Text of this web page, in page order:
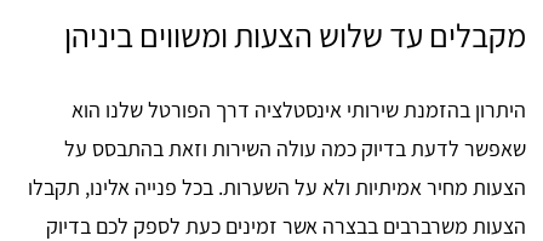
מקבלים עד שלוש הצעות ומשווים ביניהן
היתרון בהזמנת שירותי אינסטלציה דרך הפורטל שלנו הוא
שאפשר לדעת בדיוק כמה עולה השירות וזאת בהתבסס על
הצעות מחיר אמיתיות ולא על השערות. בכל פנייה אלינו, תקבלו
הצעות משרברבים בבצרה אשר זמינים כעת לספק לכם בדיוק